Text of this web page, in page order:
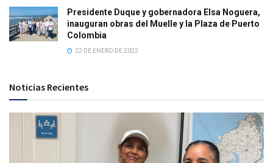
Presidente Duque y gobernadora Elsa Noguera,
inauguran obras del Muelle y la Plaza de Puerto
Colombia
22 DE ENERO DE 2022
Noticias Recientes